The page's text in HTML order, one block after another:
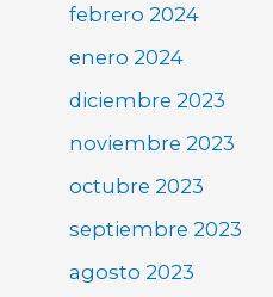
febrero 2024
enero 2024
diciembre 2023
noviembre 2023
octubre 2023
septiembre 2023
agosto 2023